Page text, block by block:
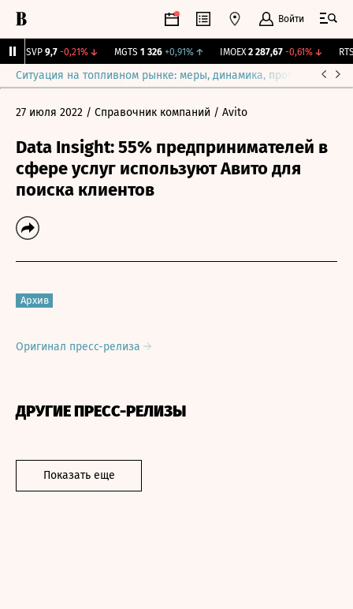
Войти
BISVP 9,7 -0,21% ↓ MGTS 1 326 +0,91% ↑ IMOEX 2 287,67 -0,61% ↓ RTSI
Ситуация на топливном рынке: меры, динамика, прогнозы
27 июля 2022 / Справочник компаний / Avito
Data Insight: 55% предпринимателей в
сфере услуг используют Авито для
поиска клиентов
Архив
Оригинал пресс-релиза
ДРУГИЕ ПРЕСС-РЕЛИЗЫ
Показать еще